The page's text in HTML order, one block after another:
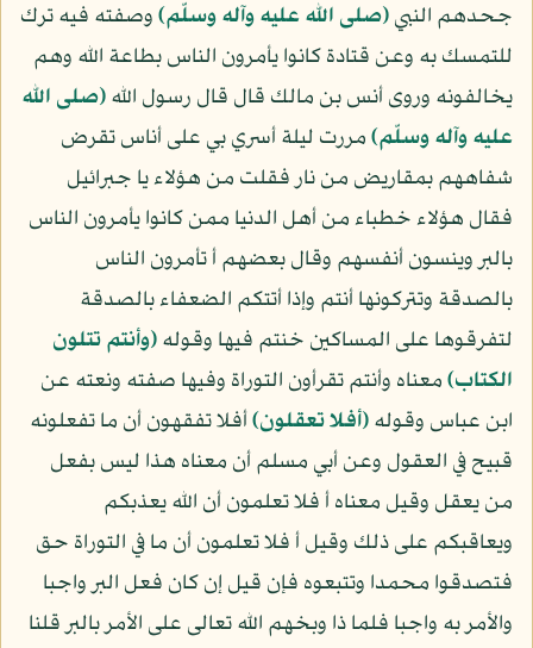
جحدهم النبي(صلى الله عليه وآله وسلّم)وصفته فيه ترك
للتمسك به وعن قتادة كانوا يأمرون الناس بطاعة الله وهم
يخالفونه وروى أنس بن مالك قال قال رسول الله(صلى الله
عليه وآله وسلّم)مررت ليلة أسري بي على أناس تقرض
شفاههم بمقاريض من نار فقلت من هؤلاء يا جبرائيل
فقال هؤلاء خطباء من أهل الدنيا ممن كانوا يأمرون الناس
بالبر وينسون أنفسهم وقال بعضهم أ تأمرون الناس
بالصدقة وتتركونها أنتم وإذا أتتكم الضعفاء بالصدقة
لتفرقوها على المساكين خنتم فيها وقوله﴿وأنتم تتلون
الكتاب﴾معناه وأنتم تقرأون التوراة وفيها صفته ونعته عن
ابن عباس وقوله﴿أفلا تعقلون﴾أفلا تفقهون أن ما تفعلونه
قبيح في العقول وعن أبي مسلم أن معناه هذا ليس بفعل
من يعقل وقيل معناه أ فلا تعلمون أن الله يعذبكم
ويعاقبكم على ذلك وقيل أ فلا تعلمون أن ما في التوراة حق
فتصدقوا محمدا وتتبعوه فإن قيل إن كان فعل البر واجبا
والأمر به واجبا فلما ذا وبخهم الله تعالى على الأمر بالبر قلنا